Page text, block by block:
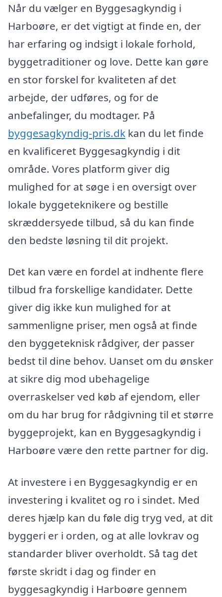
Når du vælger en Byggesagkyndig i
Harboøre, er det vigtigt at finde en, der
har erfaring og indsigt i lokale forhold,
byggetraditioner og love. Dette kan gøre
en stor forskel for kvaliteten af det
arbejde, der udføres, og for de
anbefalinger, du modtager. På
byggesagkyndig-pris.dk kan du let finde
en kvalificeret Byggesagkyndig i dit
område. Vores platform giver dig
mulighed for at søge i en oversigt over
lokale byggeteknikere og bestille
skræddersyede tilbud, så du kan finde
den bedste løsning til dit projekt.
Det kan være en fordel at indhente flere
tilbud fra forskellige kandidater. Dette
giver dig ikke kun mulighed for at
sammenligne priser, men også at finde
den byggeteknisk rådgiver, der passer
bedst til dine behov. Uanset om du ønsker
at sikre dig mod ubehagelige
overraskelser ved køb af ejendom, eller
om du har brug for rådgivning til et større
byggeprojekt, kan en Byggesagkyndig i
Harboøre være den rette partner for dig.
At investere i en Byggesagkyndig er en
investering i kvalitet og ro i sindet. Med
deres hjælp kan du føle dig tryg ved, at dit
byggeri er i orden, og at alle lovkrav og
standarder bliver overholdt. Så tag det
første skridt i dag og finder en
byggesagkyndig i Harboøre gennem